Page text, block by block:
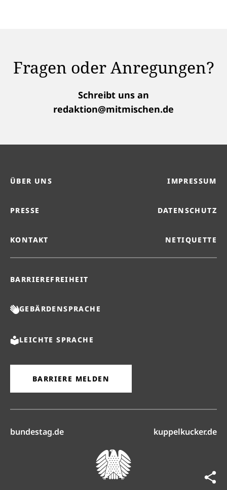
Fragen oder Anregungen?
Schreibt uns an
redaktion@mitmischen.de
ÜBER UNS IMPRESSUM
PRESSE DATENSCHUTZ
KONTAKT NETIQUETTE
BARRIEREFREIHEIT
GEBÄRDENSPRACHE
LEICHTE SPRACHE
BARRIERE MELDEN
bundestag.de(öffnet in neuem Reiter)kuppelkucker.de